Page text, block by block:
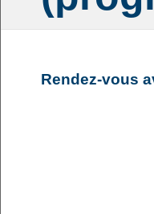
Rendez-vous